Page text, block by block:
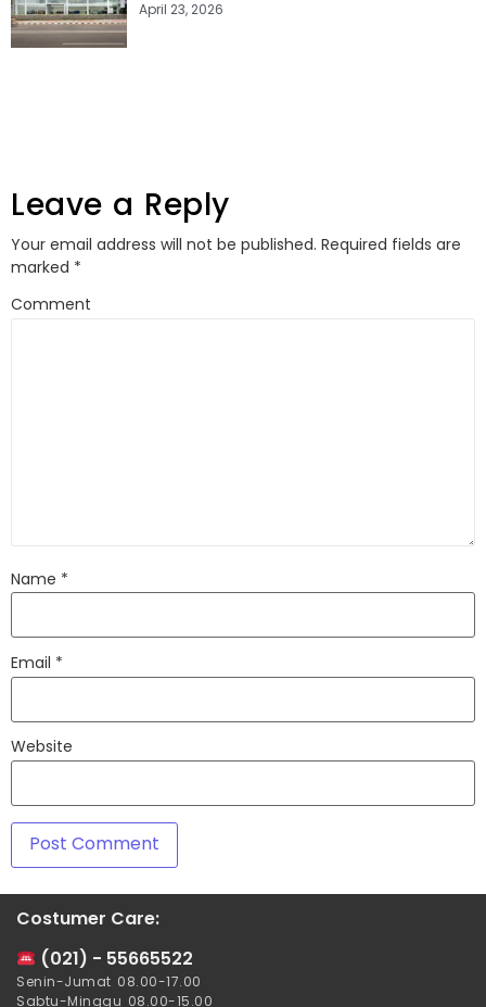
April 23, 2026
Leave a Reply
Your email address will not be published. Required fields are
marked *
Comment
Name *
Email *
Website
Costumer Care:
(021) - 55665522
Senin-Jumat 08.00-17.00
Sabtu-Minggu 08.00-15.00